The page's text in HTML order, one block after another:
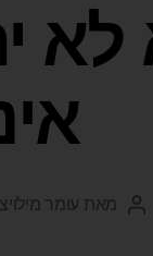
מאת עומר